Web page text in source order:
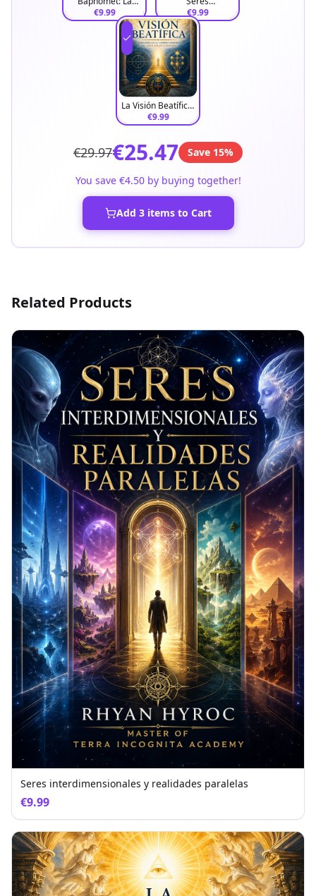
Unión Viviente de
los Opuestos
€9.99
interdimensionales
y realidades
paralelas
€9.99
La Visión Beatífica:
Maestría en el
Camino Sagrado
del Liber Juratus
Honorii
€9.99
€29.97€25.47 Save 15%
You save €4.50by buying together!
Add 3items to Cart
Related Products
Seres interdimensionales y realidades paralelas
€9.99